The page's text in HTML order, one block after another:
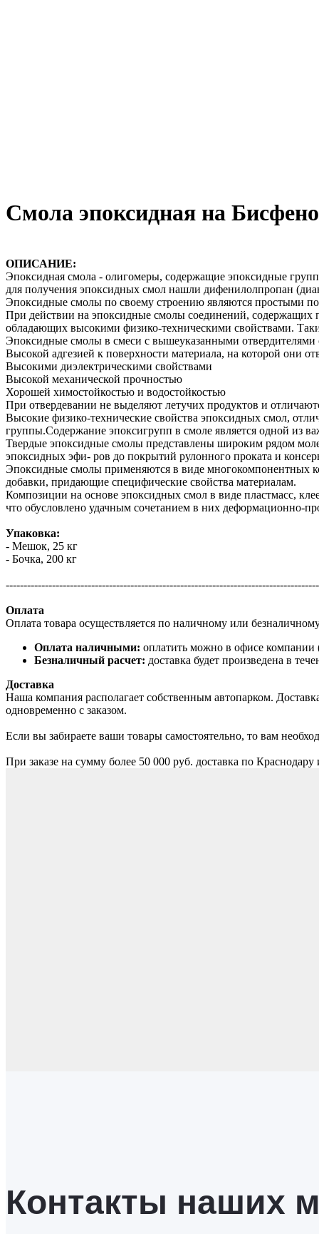
Смола эпоксидная на
ОПИСАНИЕ:
Эпоксидная смола - олигомеры, содержащие эпоксидные
для получения эпоксидных смол нашли дифенилолпропан
Эпоксидные смолы по своему строению являются простыми
При действии на эпоксидные смолы соединений, содержащих
обладающих высокими физико-техническими свойствами.
Эпоксидные смолы в смеси с вышеуказанными
Высокой адгезией к поверхности материала, на которой они
Высокими диэлектрическими свойствами
Высокой механической прочностью
Хорошей химостойкостью и водостойкостью
При отвердевании не выделяют летучих продуктов и
Высокие физико-технические свойства эпоксидных смол,
группы.Содержание эпоксигрупп в смоле является одной из
Твердые эпоксидные смолы представлены широким рядом
эпоксидных эфи- ров до покрытий рулонного проката и
Эпоксидные смолы применяются в виде многокомпонентных
добавки, придающие специфические свойства материалам.
Композиции на основе эпоксидных смол в виде пластмасс,
что обусловлено удачным сочетанием в них деформационно-
Упаковка:
- Мешок, 25 кг
- Бочка, 200 кг
Оплата
Оплата товара осуществляется по наличному или
Оплата наличными: оплатить можно в офисе компании
Безналичный расчет: доставка будет произведена в
Доставка
Наша компания располагает собственным автопарком.
одновременно с заказом.
Если вы забираете ваши товары самостоятельно, то вам
При заказе на сумму более 50 000 руб. доставка по
Контакты наших